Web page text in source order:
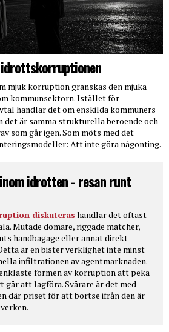
idrottskorruptionen
mjuk korruption granskas den mjuka
kommunsektorn. Istället för
handlar det om enskilda kommuners
det är samma strukturella beroende och
som går igen. Som möts med det
Att inte göra någonting.
idrotten - resan runt
diskuteras handlar det oftast
Mutade domare, riggade matcher,
handbagage eller annat direkt
är en bister verklighet inte minst
infiltrationen av agentmarknaden.
formen av korruption att peka
att lagföra. Svårare är det med
där priset för att bortse ifrån den är